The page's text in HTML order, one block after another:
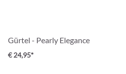
Gürtel - Pearly Elegance
€ 24,95*